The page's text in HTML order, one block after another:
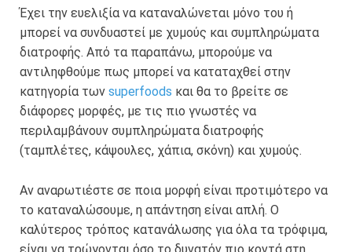
Έχει την ευελιξία να καταναλώνεται μόνο του ή
μπορεί να συνδυαστεί με χυμούς και συμπληρώματα
διατροφής. Από τα παραπάνω, μπορούμε να
αντιληφθούμε πως μπορεί να καταταχθεί στην
κατηγορία των superfoods και θα το βρείτε σε
διάφορες μορφές, με τις πιο γνωστές να
περιλαμβάνουν συμπληρώματα διατροφής
(ταμπλέτες, κάψουλες, χάπια, σκόνη) και χυμούς.
Αν αναρωτιέστε σε ποια μορφή είναι προτιμότερο να
το καταναλώσουμε, η απάντηση είναι απλή. Ο
καλύτερος τρόπος κατανάλωσης για όλα τα τρόφιμα,